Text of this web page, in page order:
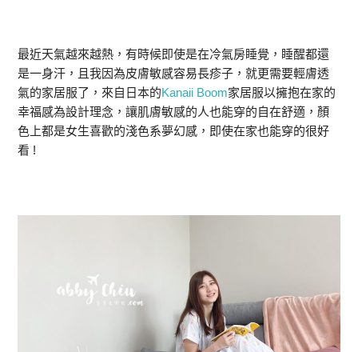
最近天氣越來越熱，有時候即使是在冷氣房睡覺，睡醒都還
是一身汗，且我因為皮膚敏感容易長疹子，就更需要輕膚透
氣的家居服了，來自日本的Kanaii Boom家居服以擁抱在家的
幸福感為設計理念，讓肌膚敏感的⼈也能穿的⾃在舒適，顏
色上都是女生喜歡的淺色系夢幻感，即使在家也能穿的很好
看 !